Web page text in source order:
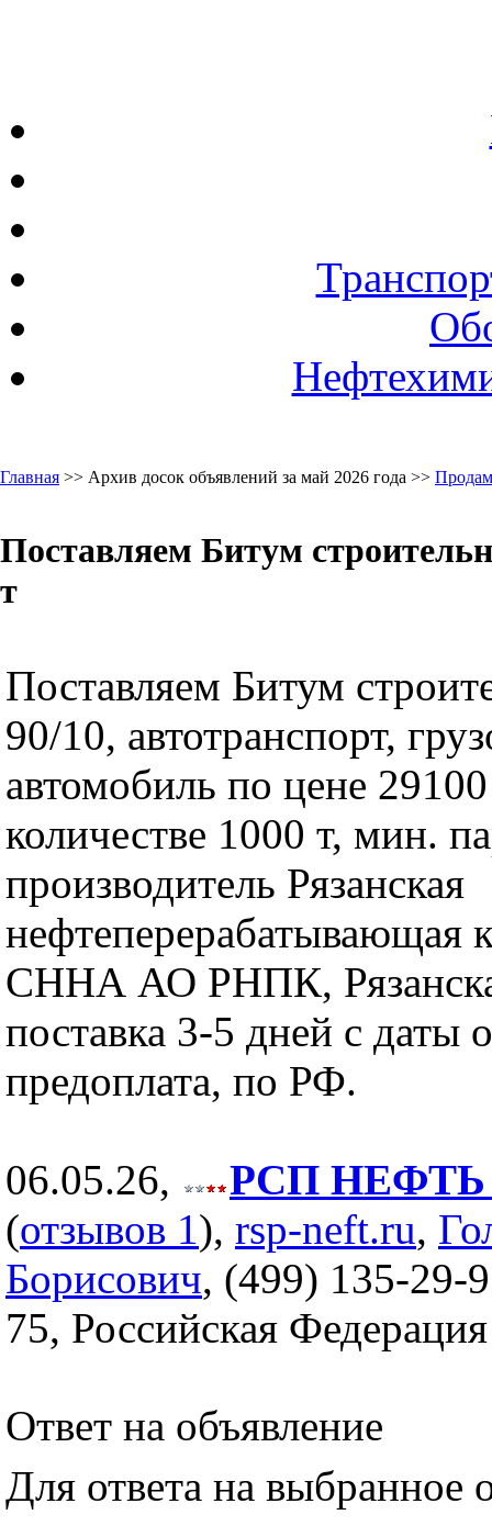
Главная >> Архив досок объявлений за май 2026 года >>
Поставляем Битум
т
Поставляем Битум
90/10, автотранспорт,
автомобиль по цене
количестве 1000 т, мин.
производитель Рязанская
нефтеперерабатывающая
СННА АО РНПК,
поставка 3-5 дней с даты
предоплата, по РФ.
06.05.26,
РСП НЕФТЬ
(отзывов 1), rsp-neft.ru,
Борисович, (499) 135-29-
75, Российская Федерация
Ответ на объявление
Для ответа на выбранное